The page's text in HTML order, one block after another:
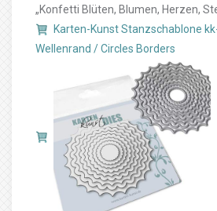
„Konfetti Blüten, Blumen, Herzen,
Karten-Kunst Stanzschablone
Wellenrand / Circles Borders